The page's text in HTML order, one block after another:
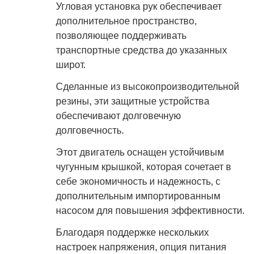
Угловая установка рук обеспечивает
дополнительное пространство,
позволяющее поддерживать
транспортные средства до указанных
широт.
Сделанные из высокопроизводительной
резины, эти защитные устройства
обеспечивают долговечную
долговечность.
Этот двигатель оснащен устойчивым
чугунным крышкой, которая сочетает в
себе экономичность и надежность, с
дополнительным импортированным
насосом для повышения эффективности.
Благодаря поддержке нескольких
настроек напряжения, опция питания